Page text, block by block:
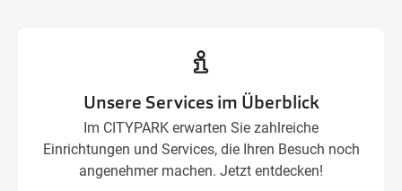
Unsere Services im Überblick
Im CITYPARK erwarten Sie zahlreiche
Einrichtungen und Services, die Ihren Besuch noch
angenehmer machen. Jetzt entdecken!